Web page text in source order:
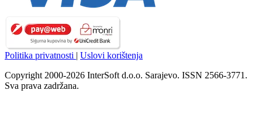
Politika privatnosti | Uslovi korištenja
Copyright 2000-2026 InterSoft d.o.o. Sarajevo. ISSN 2566-3771.
Sva prava zadržana.